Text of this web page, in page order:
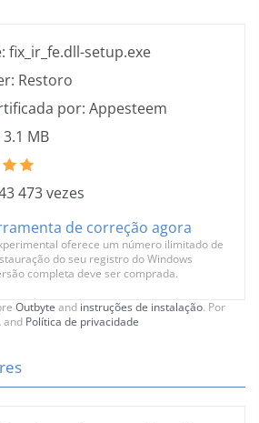
fix_ir_fe.dll-setup.exe
Restoro
por: Appesteem
MB
473 vezes
de correção agora
oferece um número ilimitado de
do seu registro do Windows
completa deve ser comprada.
Outbyte and instruções de instalação. Por
and Política de privacidade